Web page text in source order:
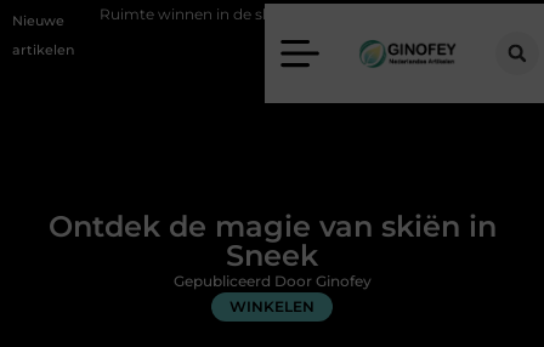
Nieuwe
artikelen
winnen in de slaapkamer met een boxspring met opbergruimte
Ontdek de magie van skiën in
Sneek
WINKELEN
Gepubliceerd Door Ginofey